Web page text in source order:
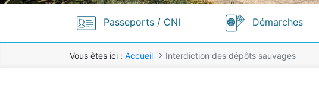
Passeports / CNI Démarches
Vous êtes ici : Accueil Interdiction des dépôts sauvages